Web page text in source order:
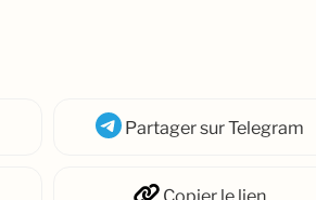
Partagersur Telegram
Copier le lien